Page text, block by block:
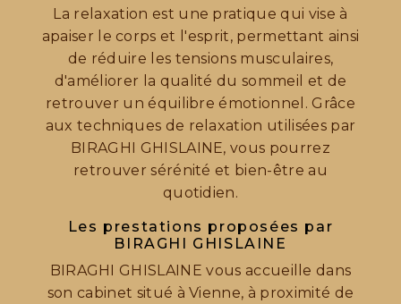
La relaxation est une pratique qui vise à
apaiser le corps et l'esprit, permettant ainsi
de réduire les tensions musculaires,
d'améliorer la qualité du sommeil et de
retrouver un équilibre émotionnel. Grâce
aux techniques de relaxation utilisées par
BIRAGHI GHISLAINE, vous pourrez
retrouver sérénité et bien-être au
quotidien.
Les prestations proposées par
BIRAGHI GHISLAINE
BIRAGHI GHISLAINE vous accueille dans
son cabinet situé à Vienne, à proximité de